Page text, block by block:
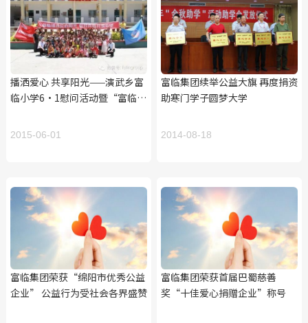
播洒爱心 共享阳光——演武乡富
临小学6•1慰问活动暨“富临爱
记
2015-06-01
富临集团续举公益大旗 再度捐资
助寒门学子圆梦大学
2014-08-18
富临集团荣获“绵阳市优秀公益
企业” 公益行为受社会各界盛赞
富临集团荣获首届巴蜀慈善
奖“十佳爱心捐赠企业”称号